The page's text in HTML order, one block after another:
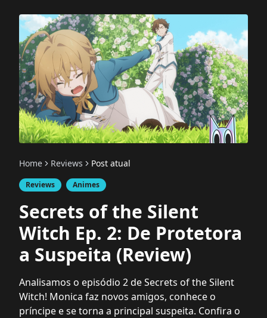
Home Reviews Post atual
Reviews Animes
Secrets of the Silent
Witch Ep. 2: De Protetora
a Suspeita (Review)
Analisamos o episódio 2 de Secrets of the Silent
Witch! Monica faz novos amigos, conhece o
príncipe e se torna a principal suspeita. Confira o